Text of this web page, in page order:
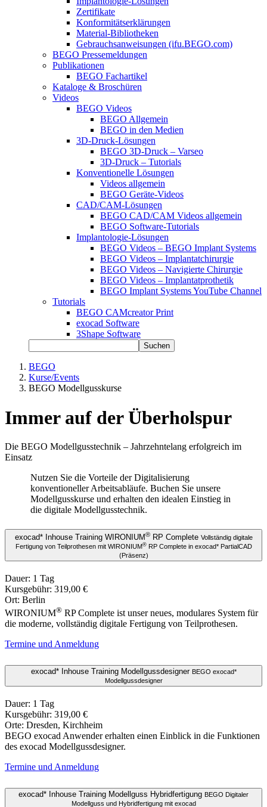
Zertifikate
Konformitätserklärungen
Material-Bibliotheken
Gebrauchsanweisungen (ifu.BEGO.com)
BEGO Pressemeldungen
Publikationen
BEGO Fachartikel
Kataloge & Broschüren
Videos
BEGO Videos
BEGO Allgemein
BEGO in den Medien
3D-Druck-Lösungen
BEGO 3D-Druck – Varseo
3D-Druck – Tutorials
Konventionelle Lösungen
Videos allgemein
BEGO Geräte-Videos
CAD/CAM-Lösungen
BEGO CAD/CAM Videos allgemein
BEGO Software-Tutorials
Implantologie-Lösungen
BEGO Videos – BEGO Implant Systems
BEGO Videos – Implantatchirurgie
BEGO Videos – Navigierte Chirurgie
BEGO Videos – Implantatprothetik
BEGO Implant Systems YouTube Channel
Tutorials
BEGO CAMcreator Print
exocad Software
3Shape Software
Suchen
BEGO
Kurse/Events
BEGO Modellgusskurse
Immer auf der Überholspur
Die BEGO Modellgusstechnik – Jahrzehntelang erfolgreich im
Einsatz
Nutzen Sie die Vorteile der Digitalisierung
konventioneller Arbeitsabläufe. Buchen Sie unsere
Modellgusskurse und erhalten den idealen Einstieg in
die digitale Modellgusstechnik.
exocad* Inhouse Training WIRONIUM®RP Complete Vollständig digitale
Fertigung von Teilprothesen mit WIRONIUM®RP Complete in exocad* PartialCAD
(Präsenz)
Dauer: 1 Tag
Kursgebühr: 319,00 €
Ort: Berlin
WIRONIUM® RP Complete ist unser neues, modulares System für
die moderne, vollständig digitale Fertigung von Teilprothesen.
Termine und Anmeldung
exocad* Inhouse Training Modellgussdesigner BEGO exocad*
Modellgussdesigner
Dauer: 1 Tag
Kursgebühr: 319,00 €
Orte: Dresden, Kirchheim
BEGO exocad Anwender erhalten einen Einblick in die Funktionen
des exocad Modellgussdesigner.
Termine und Anmeldung
exocad* Inhouse Training Modellguss Hybridfertigung BEGO Digitaler
Modellguss und Hybridfertigung mit exocad